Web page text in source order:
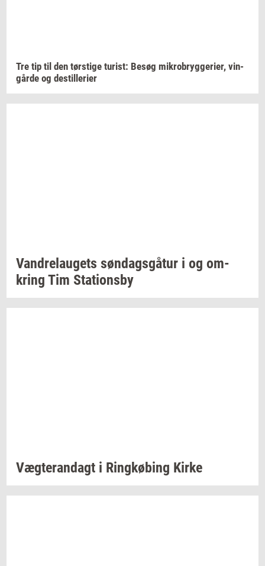
Tre tip til den tørsti­ge turist: Besøg mi­kro­bryg­ge­ri­er, vin­
går­de og destil­le­ri­er
Van­d­re­lau­gets søn­dags­gå­tur i og om­
kring Tim Sta­tions­by
Væg­te­ran­dagt i Ring­kø­bing Kirke